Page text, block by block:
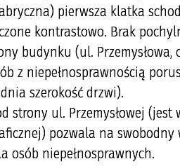
pierwsza klatka
kontrastowo. Brak
budynku (ul.
z niepełnosprawnością
szerokość drzwi).
strony ul. Przemysłowej
pozwala na
osób niepełnosprawnych.